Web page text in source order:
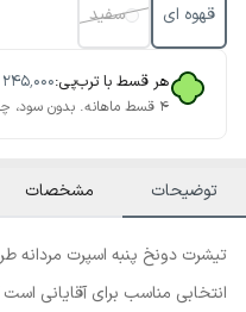
قهوه ای سفید
هر قسط با ترب‌پی:۲۴۵٬۰۰۰
۴ قسط ماهانه. بدون سود، چک و ضامن.
توضیحات مشخصات
تیشرت دونخ پنبه اسپرت مردانه
انتخابی مناسب برای آقایانی